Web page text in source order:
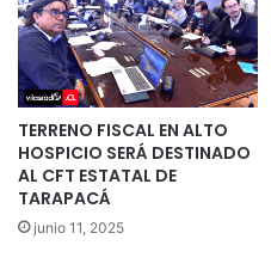
TERRENO FISCAL EN ALTO
HOSPICIO SERÁ DESTINADO
AL CFT ESTATAL DE
TARAPACÁ
junio 11, 2025